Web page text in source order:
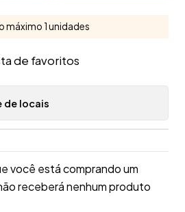
máximo 1 unidades
de favoritos
de locais
você está comprando um
receberá nenhum produto